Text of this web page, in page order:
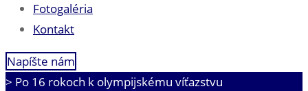
Fotogaléria
Kontakt
Napíšte nám
> Po 16 rokoch k olympijskému víťazstvu